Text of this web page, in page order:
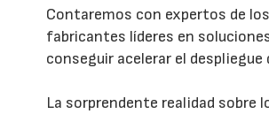
Contaremos con expertos de los
fabricantes líderes en
conseguir acelerar el despliegue
La sorprendente realidad sobre